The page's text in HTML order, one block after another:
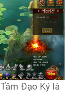
Đạo Ký là